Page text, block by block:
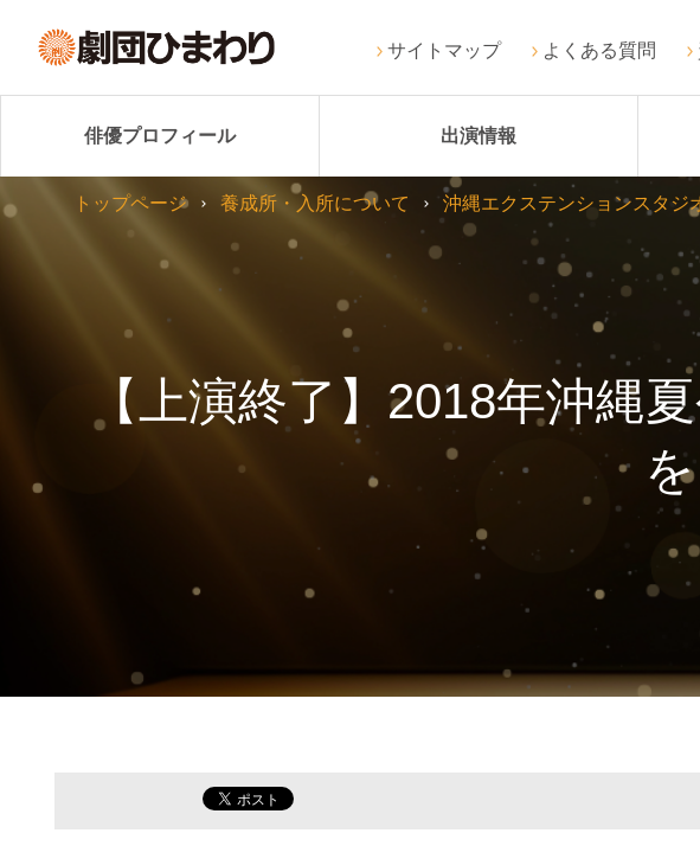
サイトマップ よくある質問
俳優プロフィール 出演情報
【上演終了】2018年沖縄
トップページ 養成所・入所について 沖縄エクステンションスタジ